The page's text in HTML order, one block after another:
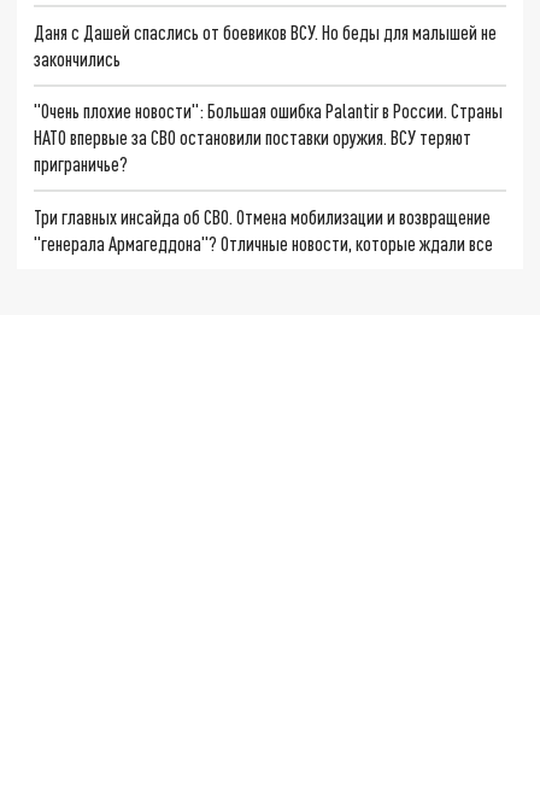
Даня с Дашей спаслись от боевиков ВСУ. Но беды для малышей не
закончились
"Очень плохие новости": Большая ошибка Palantir в России. Страны
НАТО впервые за СВО остановили поставки оружия. ВСУ теряют
приграничье?
Три главных инсайда об СВО. Отмена мобилизации и возвращение
"генерала Армагеддона"? Отличные новости, которые ждали все